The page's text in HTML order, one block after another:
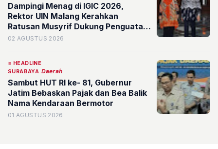
Dampingi Menag di IGIC 2026,
Rektor UIN Malang Kerahkan
Ratusan Musyrif Dukung Penguatan
Masjid sebagai Pusat Peradaban
02 AGUSTUS 2026
HEADLINE
SURABAYA 𝘋𝘢𝘦𝘳𝘢𝘩
Sambut HUT RI ke- 81, Gubernur
Jatim Bebaskan Pajak dan Bea Balik
Nama Kendaraan Bermotor
01 AGUSTUS 2026